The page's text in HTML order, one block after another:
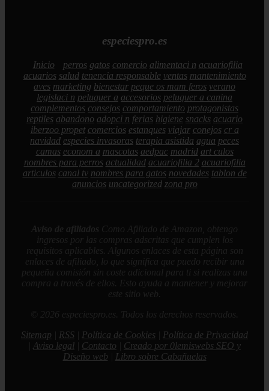
especiespro.es
Inicio perros gatos comercio alimentaci n acuariofilia
acuarios salud tenencia responsable ventas mantenimiento
aves marketing bienestar peque os mam feros verano
legislaci n peluquer a accesorios peluquer a canina
complementos consejos comportamiento protagonistas
reptiles abandono adopci n ferias higiene snacks acuario
iberzoo propet comercios estanques viajar conejos cr a
navidad especies invasoras terapia asistida agua peces
camas econom a mascotas aedpac madrid art culos
nombres para perros actualidad acuariofilia 2 acuariofilia
articulos canal tv nombres para gatos novedades tablon de
anuncios uncategorized zona pro
Aviso de afiliados Como Afiliado de Amazon, obtengo
ingresos por las compras adscritas que cumplen los
requisitos aplicables. Algunos enlaces de esta página son
enlaces de afiliado, lo que significa que puedo recibir una
pequeña comisión sin coste adicional para ti si realizas una
compra a través de ellos. Esto ayuda a mantener y mejorar
este sitio web.
© 2026 especiespro.es. Todos los derechos reservados.
Sitemap
RSS Política de Cookies
Política de Privacidad
Aviso legal Contacto
Creado por 0lemiswebs SEO y
Diseño web
Libro sobre Cabañuelas